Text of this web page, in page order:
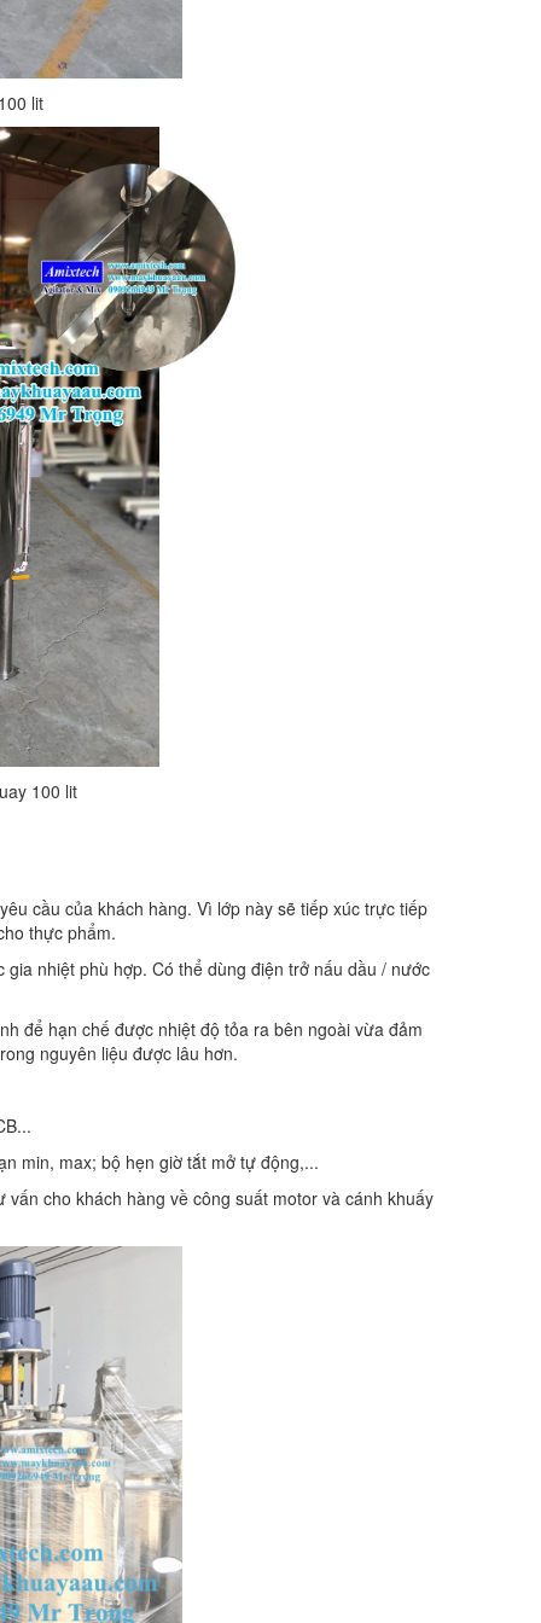
lit
100 lit
cầu của khách hàng. Vì lớp này sẽ tiếp xúc trực tiếp
thực phẩm.
nhiệt phù hợp. Có thể dùng điện trở nấu dầu / nước
để hạn chế được nhiệt độ tỏa ra bên ngoài vừa đảm
nguyên liệu được lâu hơn.
min, max; bộ hẹn giờ tắt mở tự động,...
cho khách hàng về công suất motor và cánh khuấy